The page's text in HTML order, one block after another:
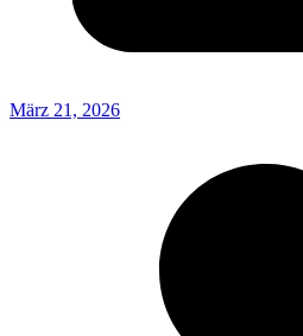
März 21, 2026